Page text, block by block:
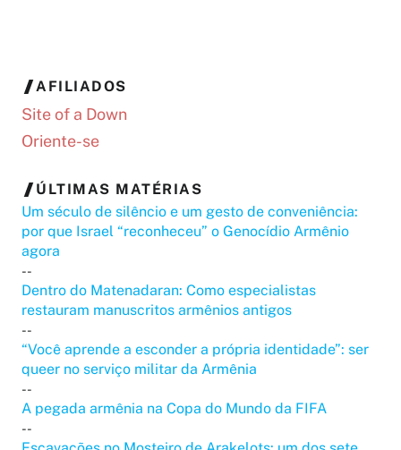
AFILIADOS
Site of a Down
Oriente-se
ÚLTIMAS MATÉRIAS
Um século de silêncio e um gesto de conveniência:
por que Israel “reconheceu” o Genocídio Armênio
agora
--
Dentro do Matenadaran: Como especialistas
restauram manuscritos armênios antigos
--
“Você aprende a esconder a própria identidade”: ser
queer no serviço militar da Armênia
--
A pegada armênia na Copa do Mundo da FIFA
--